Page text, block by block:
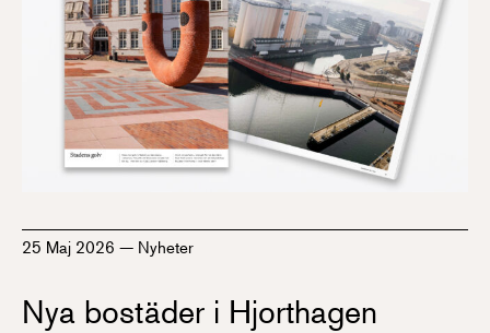
25 Maj 2026 — Nyheter
Nya bostäder i Hjorthagen